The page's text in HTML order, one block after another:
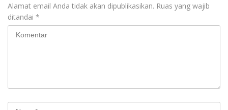
Alamat email Anda tidak akan dipublikasikan. Ruas yang wajib
ditandai *